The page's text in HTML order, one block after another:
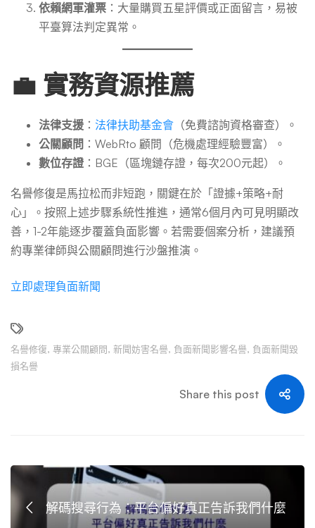
依賴網軍灌票 ：大量購買五星評價或正面留言，易被
平臺算法判定異常。
💼 實務資源推薦
法律支援 ： 法律扶助基金會 （免費諮詢資格審查）。
公關顧問 ：WebRto 顧問（危機處理經驗豐富）。
數位存證 ：BGE（區塊鏈存證，每次200元起）。
名譽修復是馬拉松而非短跑，關鍵在於「證據+策略+耐
心」。按照上述步驟系統性推進，通常6個月內可見明顯改
善，1-2年能逐步覆蓋負面影響。若需要個案分析，建議預
約專業律師與公關顧問進行沙盤推演。
立即處理負面新聞
名譽修復, 專業公關顧問, 新聞妨害名譽, 負面新聞影響名譽, 負面新聞毀
損名譽
Share this post
解碼搜尋行為：平台偏好真正告訴我們什麼